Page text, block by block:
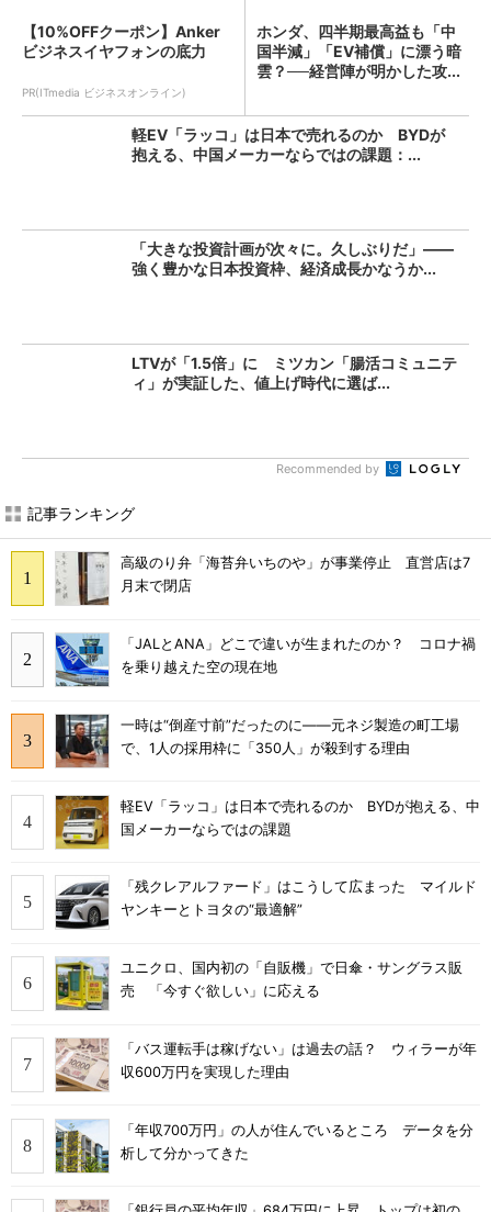
【10%OFFクーポン】Anker
ビジネスイヤフォンの底力
PR(ITmedia ビジネスオンライン)
ホンダ、四半期最高益も「中
国半減」「EV補償」に漂う暗
雲？──経営陣が明かした攻...
軽EV「ラッコ」は日本で売れるのか BYDが
抱える、中国メーカーならではの課題：...
「大きな投資計画が次々に。久しぶりだ」――
強く豊かな日本投資枠、経済成長かなうか...
LTVが「1.5倍」に ミツカン「腸活コミュニテ
ィ」が実証した、値上げ時代に選ば...
Recommended by
記事ランキング
高級のり弁「海苔弁いちのや」が事業停止 直営店は7
月末で閉店
「JALとANA」どこで違いが生まれたのか？ コロナ禍
を乗り越えた空の現在地
一時は“倒産寸前”だったのに――元ネジ製造の町工場
で、1人の採用枠に「350人」が殺到する理由
軽EV「ラッコ」は日本で売れるのか BYDが抱える、中
国メーカーならではの課題
「残クレアルファード」はこうして広まった マイルド
ヤンキーとトヨタの“最適解”
ユニクロ、国内初の「自販機」で日傘・サングラス販
売 「今すぐ欲しい」に応える
「バス運転手は稼げない」は過去の話？ ウィラーが年
収600万円を実現した理由
「年収700万円」の人が住んでいるところ データを分
析して分かってきた